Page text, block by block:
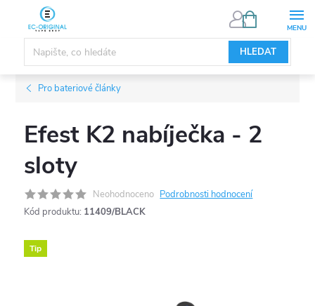
obsah
HLEDAT
NÁKUPNÍ
Pro bateriové články
Efest K2 nabíječka - 2
sloty
Neohodnoceno Podrobnosti hodnocení
Kód produktu: 11409/BLACK
Tip